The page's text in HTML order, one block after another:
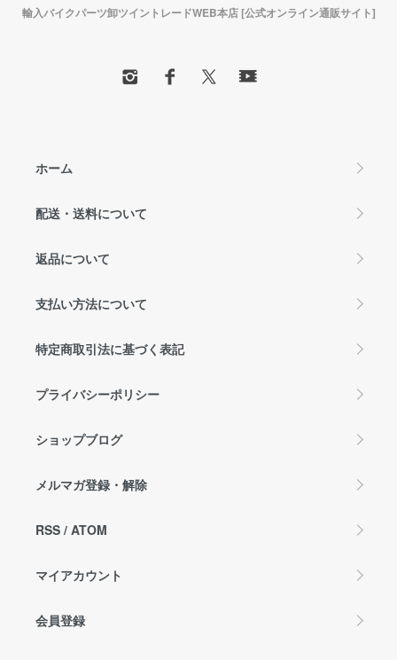
輸入バイクパーツ卸ツイントレードWEB本店 [公式オンライン通販サイト]
ホーム
配送・送料について
返品について
支払い方法について
特定商取引法に基づく表記
プライバシーポリシー
ショップブログ
メルマガ登録・解除
RSS / ATOM
マイアカウント
会員登録